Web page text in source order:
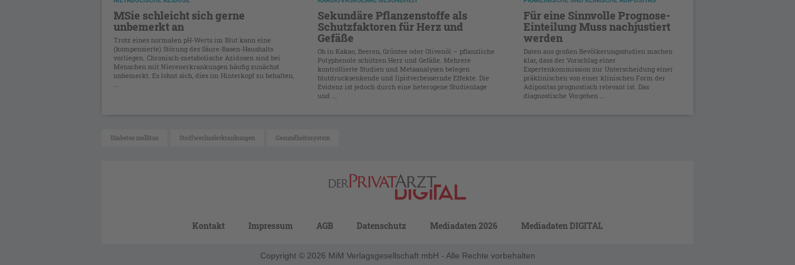
MSie schleicht sich gerne
unbemerkt an
Trotz eines normalen pH-Werts im Blut kann eine
(kompensierte) Störung des Säure-Basen-Haushalts
vorliegen. Chronisch-metabolische Azidosen sind bei
Menschen mit Nierenerkrankungen häufig zunächst
unbemerkt. Es lohnt sich, dies im Hinterkopf zu behalten,
Sekundäre Pflanzenstoffe als
Schutzfaktoren für Herz und
Gefäße
Ob in Kakao, Beeren, Grüntee oder Olivenöl – pflanzliche
Polyphenole schützen Herz und Gefäße. Mehrere
kontrollierte Studien und Metaanalysen belegen
blutdrucksenkende und lipidverbessernde Effekte. Die
Evidenz ist jedoch durch eine heterogene Studienlage
und ...
Für eine Sinnvolle Prognose-
Einteilung Muss nachjustiert
werden
Daten aus großen Bevölkerungsstudien machen
klar, dass der Vorschlag einer
Expertenkommission zur Unterscheidung einer
präklinischen von einer klinischen Form der
Adipositas prognostisch relevant ist. Das
diagnostische Vorgehen ...
Diabetes mellitus Stoffwechselerkrankungen Gesundheitssystem
Kontakt Impressum AGB Datenschutz Mediadaten 2026 Mediadaten DIGITAL
Copyright © 2026 MiM Verlagsgesellschaft mbH - Alle Rechte vorbehalten